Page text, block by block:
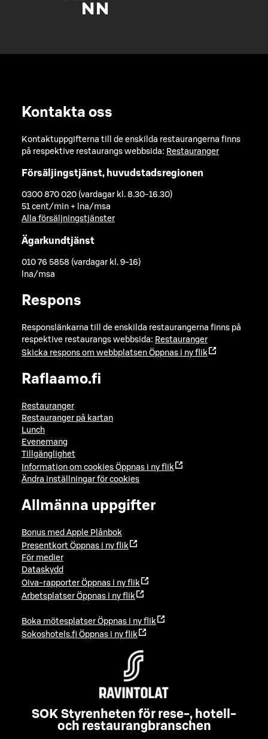
Kontakta oss
Kontaktuppgifterna till de enskilda restaurangerna finns
på respektive restaurangs webbsida: Restauranger
Försäljingstjänst, huvudstadsregionen
0300 870 020 (vardagar kl. 8.30-16.30)
51 cent/min + lna/msa
Alla försäljningstjänster
Ägarkundtjänst
010 76 5858 (vardagar kl. 9-16)
lna/msa
Respons
Responslänkarna till de enskilda restaurangerna finns på
respektive restaurangs webbsida: Restauranger
Skicka respons om webbplatsen Öppnas i ny flik
Raflaamo.fi
Restauranger
Restauranger på kartan
Lunch
Evenemang
Tillgänglighet
Information om cookies Öppnas i ny flik
Ändra inställningar för cookies
Allmänna uppgifter
Bonus med Apple Plånbok
Presentkort Öppnas i ny flik
För medier
Dataskydd
Oiva-rapporter Öppnas i ny flik
Arbetsplatser Öppnas i ny flik
Boka mötesplatser Öppnas i ny flik
Sokoshotels.fi Öppnas i ny flik
SOK Styrenheten för rese-, hotell-
och restaurangbranschen